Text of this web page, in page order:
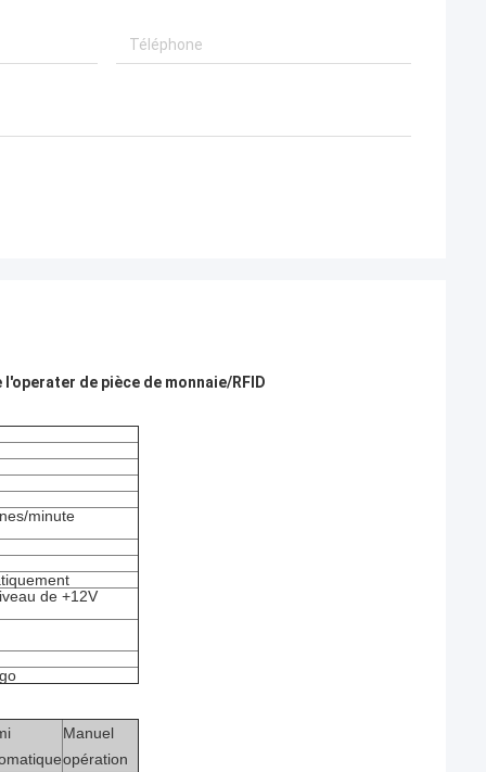
de pièce de monnaie/RFID
minute
de +12V
Manuel
opération